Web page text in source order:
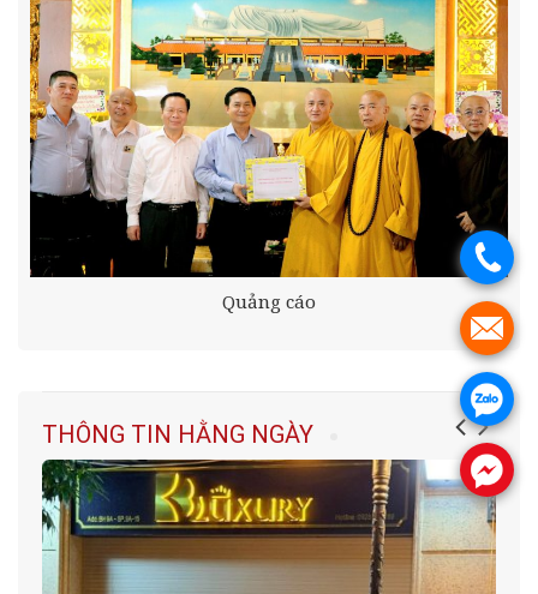
Quảng cáo
THÔNG TIN HẰNG NGÀY
.
.
.
.